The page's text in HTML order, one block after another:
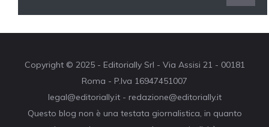
Copyright © 2025 - Editorially Srl - Via Assisi 21 - 00181
Roma - P.Iva 16947451007
legal@editorially.it - redazione@editorially.it
Questo blog non è una testata giornalistica, in quanto